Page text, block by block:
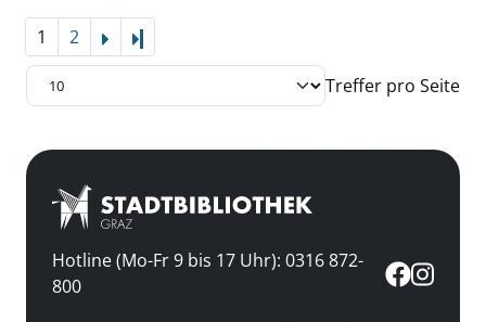
1 2
Treffer pro Seite
Hotline (Mo-Fr 9 bis 17 Uhr): 0316 872-
800